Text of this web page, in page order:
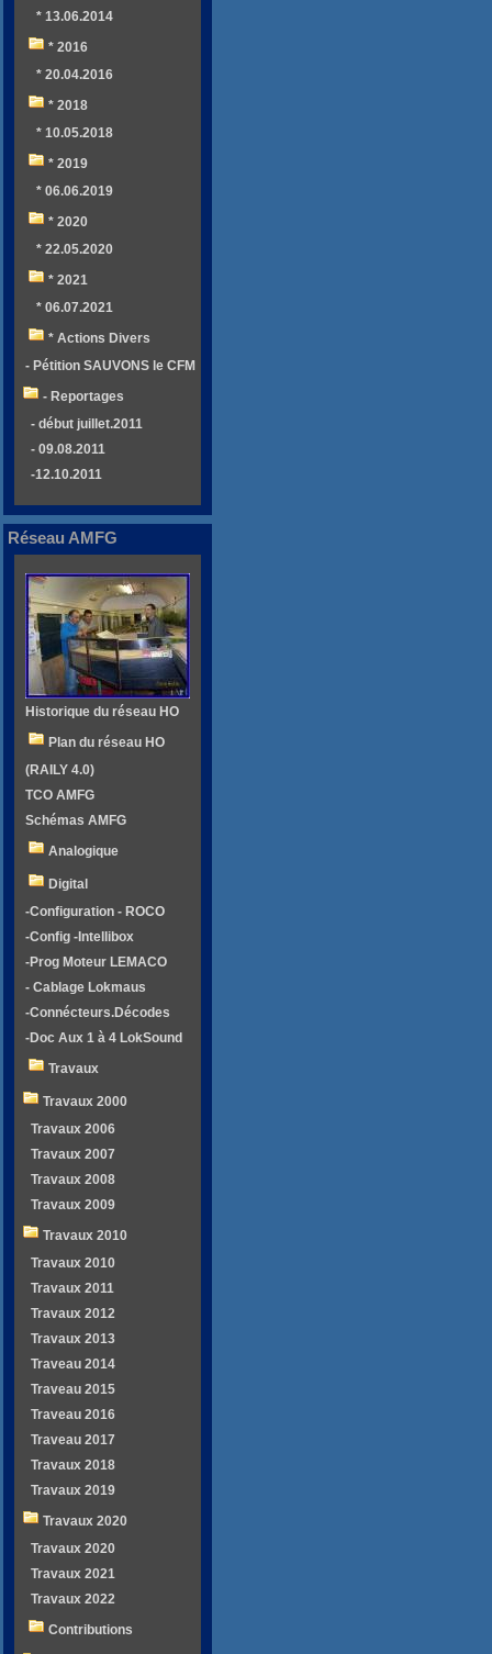
* 13.06.2014
* 2016
* 20.04.2016
* 2018
* 10.05.2018
* 2019
* 06.06.2019
* 2020
* 22.05.2020
* 2021
* 06.07.2021
* Actions Divers
- Pétition SAUVONS le CFM
- Reportages
- début juillet.2011
- 09.08.2011
-12.10.2011
Réseau AMFG
Historique du réseau HO
Plan du réseau HO
(RAILY 4.0)
TCO AMFG
Schémas AMFG
Analogique
Digital
-Configuration - ROCO
-Config -Intellibox
-Prog Moteur LEMACO
- Cablage Lokmaus
-Connécteurs.Décodes
-Doc Aux 1 à 4 LokSound
Travaux
Travaux 2000
Travaux 2006
Travaux 2007
Travaux 2008
Travaux 2009
Travaux 2010
Travaux 2010
Travaux 2011
Travaux 2012
Travaux 2013
Traveau 2014
Traveau 2015
Traveau 2016
Traveau 2017
Travaux 2018
Travaux 2019
Travaux 2020
Travaux 2020
Travaux 2021
Travaux 2022
Contributions